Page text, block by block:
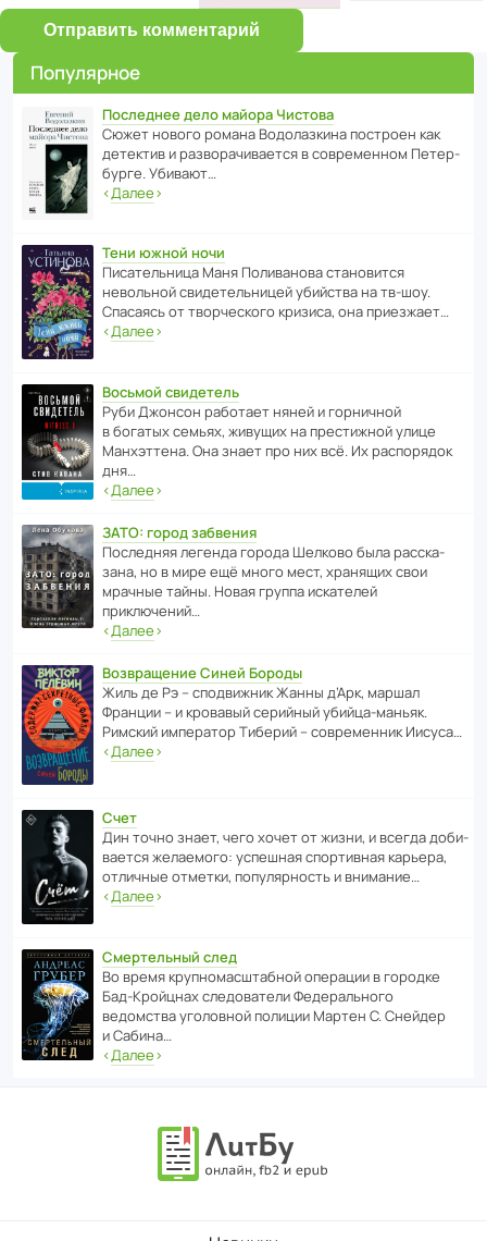
Отправить комментарий
Популярное
Последнее дело майора Чистова
Сюжет нового романа Водо­ла­з­кина пост­роен как
дете­ктив и разво­ра­чи­ва­ется в совре­менном Пете­р­
бурге. Убивают…
‹Далее›
Тени южной ночи
Писа­тель­ница Маня Поли­ва­нова стано­вится
невольной свиде­тель­ницей убийства на тв-шоу.
Спасаясь от твор­че­с­кого кризиса, она приезжает…
‹Далее›
Восьмой свидетель
Руби Джонсон рабо­тает няней и горни­чной
в богатых семьях, живущих на прес­ти­жной улице
Манх­эт­тена. Она знает про них всё. Их распо­рядок
дня…
‹Далее›
ЗАТО: город забвения
После­дняя легенда города Шелково была расска­
зана, но в мире ещё много мест, хранящих свои
мрачные тайны. Новая группа иска­телей
приключений…
‹Далее›
Возвращение Синей Бороды
Жиль де Рэ – спод­ви­жник Жанны д’Арк, маршал
Франции – и кровавый серийный убийца-маньяк.
Римский импе­ратор Тиберий – совре­менник Иисуса…
‹Далее›
Счет
Дин точно знает, чего хочет от жизни, и всегда доби­
ва­ется жела­е­мого: успе­шная спор­ти­вная карьера,
отли­чные отметки, попу­ля­р­ность и внимание…
‹Далее›
Смертельный след
Во время круп­но­мас­ш­та­бной операции в городке
Бад‑Крой­цнах следо­ва­тели Феде­раль­ного
ведомства уголо­вной полиции Мартен С. Снейдер
и Сабина…
‹Далее›